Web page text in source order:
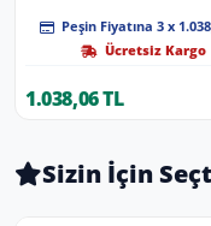
Peşin Fiyatına 3 x
Ücretsiz Kargo
1.038,06 TL
Sizin İçin